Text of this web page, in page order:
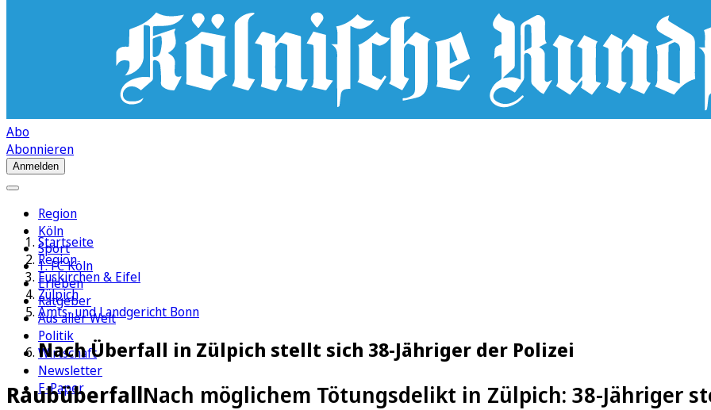
Abo
Abonnieren
Anmelden
Region
Köln
Sport
1. FC Köln
Erleben
Ratgeber
Aus aller Welt
Politik
Wirtschaft
Newsletter
E-Paper
Startseite
Region
Euskirchen & Eifel
Zülpich
Amts- und Landgericht Bonn
Nach Überfall in Zülpich stellt sich 38-Jähriger der Polizei
RaubüberfallNach möglichem Tötungsdelikt in Zülpich: 38-Jähriger